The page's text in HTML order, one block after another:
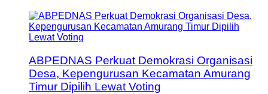
ABPEDNAS Perkuat Demokrasi Organisasi
Desa, Kepengurusan Kecamatan Amurang
Timur Dipilih Lewat Voting